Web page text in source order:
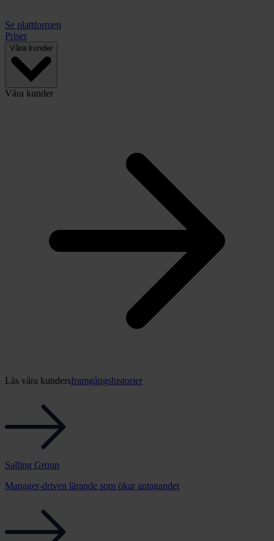
Se plattformen
Priser
Våra kunder
Våra kunder
Läs våra kundersframgångshistorier
Salling Group
Manager-driven lärande som ökar antagandet